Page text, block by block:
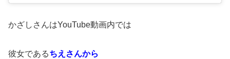
かざしさんはYouTube動画内では
彼女であるちえさんから